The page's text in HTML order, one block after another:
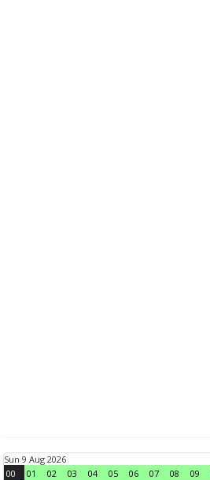
Sun 9 Aug 2026
00
01 02 03 04 05 06 07 08 09